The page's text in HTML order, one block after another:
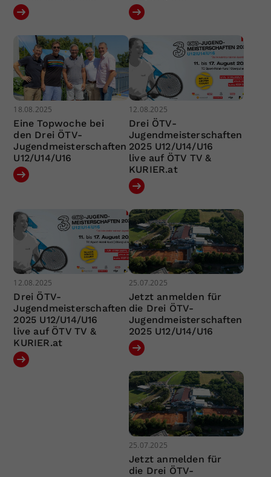
18.08.2025
Eine Topwoche bei
den Drei ÖTV-
Jugendmeisterschaften
U12/U14/U16
12.08.2025
Drei ÖTV-
Jugendmeisterschaften
2025 U12/U14/U16
live auf ÖTV TV &
KURIER.at
12.08.2025
Drei ÖTV-
Jugendmeisterschaften
2025 U12/U14/U16
live auf ÖTV TV &
KURIER.at
25.07.2025
Jetzt anmelden für
die Drei ÖTV-
Jugendmeisterschaften
2025 U12/U14/U16
25.07.2025
Jetzt anmelden für
die Drei ÖTV-